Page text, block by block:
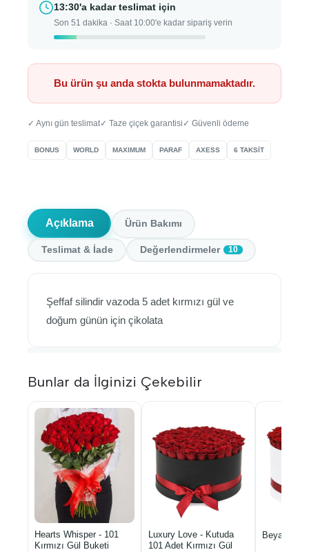
13:30'a kadar teslimat için
Son 51 dakika · Saat 10:00'e kadar sipariş verin
Bu ürün şu anda stokta bulunmamaktadır.
✓ Aynı gün teslimat✓ Taze çiçek garantisi ✓ Güvenli ödeme
BONUS WORLD MAXIMUM PARAF AXESS 6 TAKSİT
Açıklama Ürün Bakımı
Teslimat & İade Değerlendirmeler 10
Şeffaf silindir vazoda 5 adet kırmızı gül ve
doğum günün için çikolata
Bunlar da İlginizi Çekebilir
Hearts Whisper - 101
Kırmızı Gül Buketi
Luxury Love - Kutuda
101 Adet Kırmızı Gül
Beyaz